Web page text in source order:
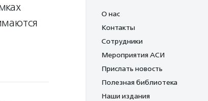
О нас
Контакты
Сотрудники
Мероприятия АСИ
Прислать новость
Полезная библиотека
Наши издания